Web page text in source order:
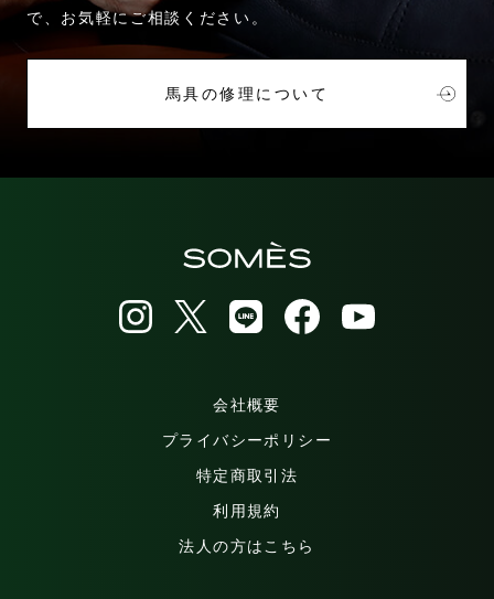
で、お気軽にご相談ください。
馬具の修理について
会社概要
プライバシーポリシー
特定商取引法
利用規約
法人の方はこちら